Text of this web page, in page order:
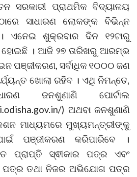
ସରକାରୀ ପ୍ରାଥମିକ ବିଦ୍ୟାଳୟ
ସାଧାରଣ ଲୋକଙ୍କ ବିଭିନ୍ନ
ଶୁକ୍ରବାର ଦିନ ୧୨ଟାରୁ
। ଆଜି ୨୭ ତାରିଖରୁ ଆରମ୍ଭ
ପଞ୍ଜୀକରଣ, ସର୍ବାଧିକ ୧୦୦୦ ଜଣ
ଖୋଲା ରହିବ । ଏଥି ନିମନ୍ତେ,
ଜନଶୁଣାଣି ପୋର୍ଟାଲ
) ଅଥବା ଜନଶୁଣାଣି
ମାଧ୍ୟମରେ ମୁଖ୍ୟମନ୍ତ୍ରୀଙ୍କୁ
ପଞ୍ଜୀକରଣ କରିପାରିବେ ।
ପ୍ରାପ୍ତି ସ୍ଵୀକାର ପତ୍ର ଏବଂ
ତଥା ନିଜର ଅଭିଯୋଗ ପତ୍ର